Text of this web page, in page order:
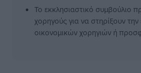
Το εκκλησιαστικό συμβούλιο
χορηγούς για να στηρίξουν
οικονομικών χορηγιών ή